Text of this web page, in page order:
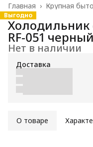
Крупная
Главная ›
Выгодно
RF-051
Нет в наличии
Доставка
О товаре